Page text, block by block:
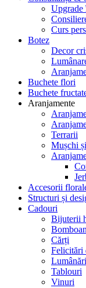
Upgrade
Curs
Botez
Decor
Buchete flori
Buchete
Aranjamente
Terrarii
Mușchi
Accesorii
Structuri și
Cadouri
Bijuterii
Cărți
Felicitări
Lumânări
Tablouri
Vinuri